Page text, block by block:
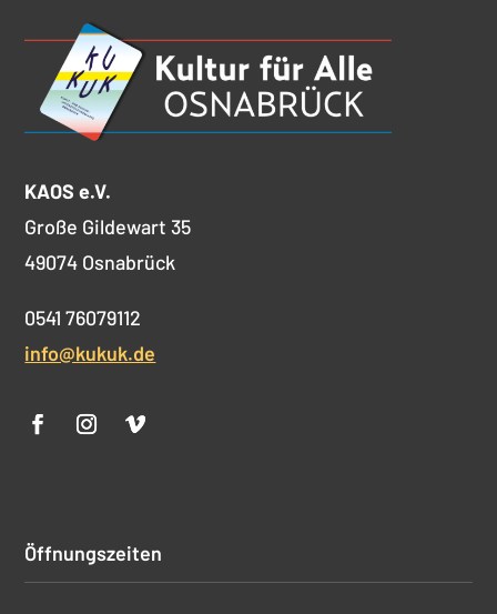
KAOS e.V.
Große Gildewart 35
49074 Osnabrück
0541 76079112
info@kukuk.de
Öffnungszeiten